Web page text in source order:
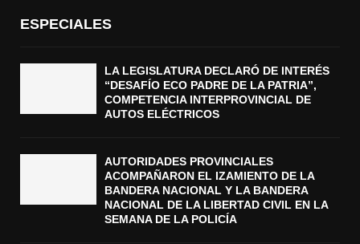
ESPECIALES
LA LEGISLATURA DECLARÓ DE INTERÉS
“DESAFÍO ECO PADRE DE LA PATRIA”,
COMPETENCIA INTERPROVINCIAL DE
AUTOS ELÉCTRICOS
AUTORIDADES PROVINCIALES
ACOMPAÑARON EL IZAMIENTO DE LA
BANDERA NACIONAL Y LA BANDERA
NACIONAL DE LA LIBERTAD CIVIL EN LA
SEMANA DE LA POLICÍA